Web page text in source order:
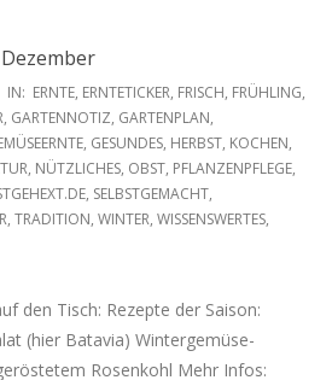
IN: ERNTE, ERNTETICKER, FRISCH, FRÜHLING,
, GARTENNOTIZ, GARTENPLAN,
, GESUNDES, HERBST, KOCHEN,
, NÜTZLICHES, OBST, PFLANZENPFLEGE,
, SELBSTGEMACHT,
, TRADITION, WINTER, WISSENSWERTES,
den Tisch: Rezepte der Saison:
(hier Batavia) Wintergemüse-
Rosenkohl Mehr Infos: